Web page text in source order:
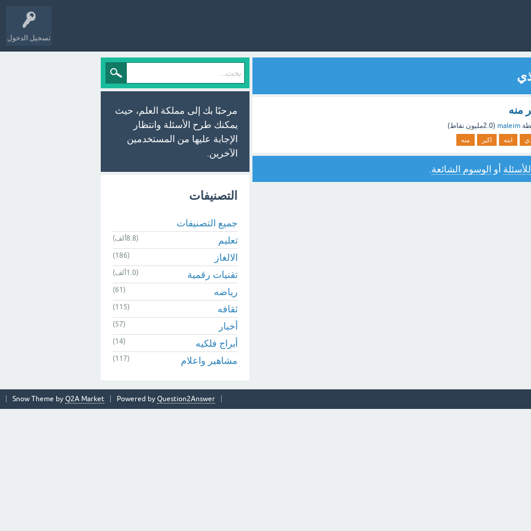
تسجيل الدخول
منه
maleim
(2.0مليون نقاط)
ابنه اكبر منه
أو الوسوم الشائعة
مرحبًا بك إلى مملكة العلم، حيث
يمكنك طرح الأسئلة وانتظار
الإجابة عليها من المستخدمين
الآخرين.
التصنيفات
جميع التصنيفات
تعليم
(8.8ألف)
الالغاز (186)
تقنيات رقمية (1.0ألف)
رياضه (61)
ثقافه (115)
أخبار (57)
أبراج فلكيه (14)
مشاهير واعلام (117)
Snow Theme by Q2A Market Powered by Question2Answer